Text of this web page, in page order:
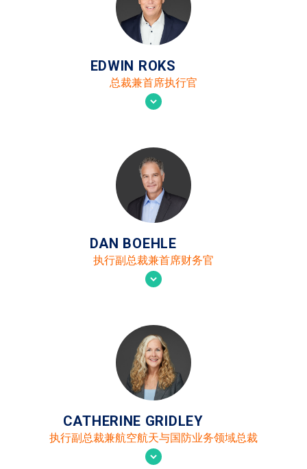
EDWIN ROKS
总裁兼首席执行官
DAN BOEHLE
执行副总裁兼首席财务官
CATHERINE GRIDLEY
执行副总裁兼航空航天与国防业务领域总裁